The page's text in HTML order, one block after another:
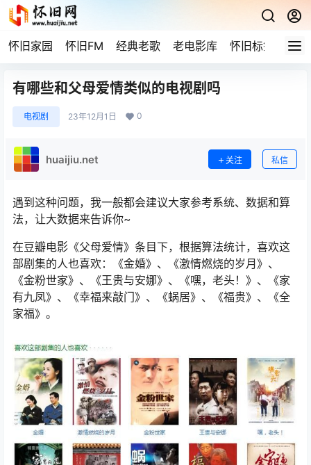
怀旧家园 怀旧FM 经典老歌 老电影库 怀旧标签 网
有哪些和父母爱情类似的电视剧吗
电视剧 23年12月1日 0
huaijiu.net 关注 私信
遇到这种问题，我一般都会建议大家参考系统、数据和算
法，让大数据来告诉你~
在豆瓣电影《父母爱情》条目下，根据算法统计，喜欢这
部剧集的人也喜欢：《金婚》、《激情燃烧的岁月》、
《金粉世家》、《王贵与安娜》、《嘿，老头！》、《家
有九凤》、《幸福来敲门》、《蜗居》、《福贵》、《全
家福》。